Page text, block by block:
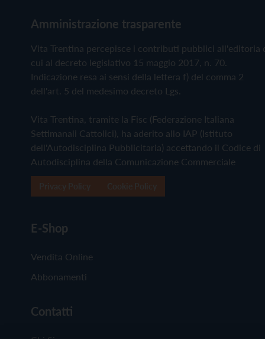
Amministrazione trasparente
Vita Trentina percepisce i contributi pubblici all'editoria
cui al decreto legislativo 15 maggio 2017, n. 70.
Indicazione resa ai sensi della lettera f) del comma 2
dell'art. 5 del medesimo decreto Lgs.
Vita Trentina, tramite la Fisc (Federazione Italiana
Settimanali Cattolici), ha aderito allo IAP (Istituto
dell'Autodisciplina Pubblicitaria) accettando il Codice di
Autodisciplina della Comunicazione Commerciale
E-Shop
Vendita Online
Abbonamenti
Contatti
Chi Siamo